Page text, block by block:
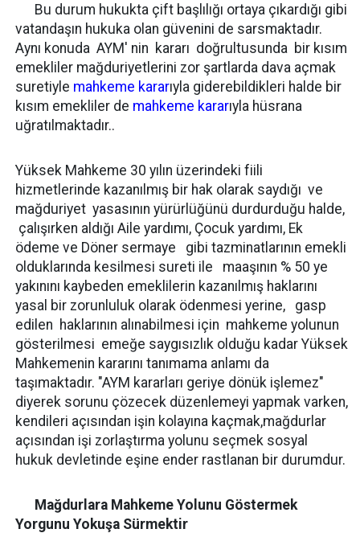
Bu durum hukukta çift başlılığı ortaya çıkardığı gibi
vatandaşın hukuka olan güvenini de sarsmaktadır.
Aynı konuda AYM' nin kararı doğrultusunda bir kısım
emekliler mağduriyetlerini zor şartlarda dava açmak
suretiyle mahkeme kararıyla giderebildikleri halde bir
kısım emekliler de mahkeme kararıyla hüsrana
uğratılmaktadır..
Yüksek Mahkeme 30 yılın üzerindeki fiili
hizmetlerinde kazanılmış bir hak olarak saydığı ve
mağduriyet yasasının yürürlüğünü durdurduğu halde,
çalışırken aldığı Aile yardımı, Çocuk yardımı, Ek
ödeme ve Döner sermaye gibi tazminatlarının emekli
olduklarında kesilmesi sureti ile maaşının % 50 ye
yakınını kaybeden emeklilerin kazanılmış haklarını
yasal bir zorunluluk olarak ödenmesi yerine, gasp
edilen haklarının alınabilmesi için mahkeme yolunun
gösterilmesi emeğe saygısızlık olduğu kadar Yüksek
Mahkemenin kararını tanımama anlamı da
taşımaktadır. "AYM kararları geriye dönük işlemez"
diyerek sorunu çözecek düzenlemeyi yapmak varken,
kendileri açısından işin kolayına kaçmak,mağdurlar
açısından işi zorlaştırma yolunu seçmek sosyal
hukuk devletinde eşine ender rastlanan bir durumdur.
Mağdurlara Mahkeme Yolunu Göstermek
Yorgunu Yokuşa Sürmektir